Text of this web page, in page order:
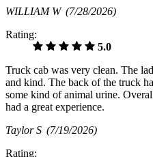
WILLIAM W (7/28/2026)
Rating:
5.0
Truck cab was very clean. The
and kind. The back of the truck
some kind of animal urine.
had a great experience.
Taylor S (7/19/2026)
Rating: